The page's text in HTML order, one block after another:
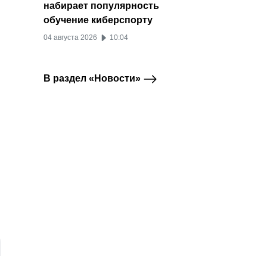
набирает популярность
обучение киберспорту
04 августа 2026 10:04
В раздел «Новости»